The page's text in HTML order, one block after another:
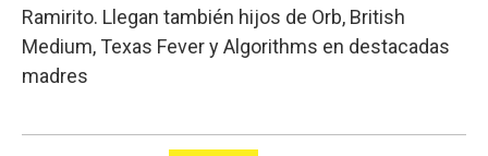
Ramirito. Llegan también hijos de Orb, British
Medium, Texas Fever y Algorithms en destacadas
madres